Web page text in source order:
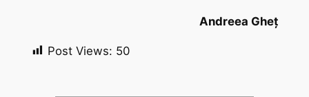
Andreea Gheţ
Post Views: 50